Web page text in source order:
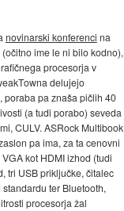
novinarski konferenci na
ime le ni bilo kodno),
procesorja v
delujejo
poraba pa znaša pičlih 40
(a tudi porabo) seveda
CULV. ASRock Multibook
pa ima, za ta cenovni
kot HDMI izhod (tudi
tri USB priključke, čitalec
ter Bluetooth,
procesorja žal